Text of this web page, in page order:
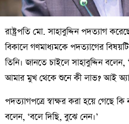
রাষ্ট্রপতি মো. সাহাবুদ্দিন পদত্যাগ
বিকালে গণমাধ্যমকে পদত্যাগের
তিনি। জানতে চাইলে সাহাবুদ্দিন
আমার মুখ থেকে শুনে কী লাভ? আই
পদত্যাগপত্রে স্বাক্ষর করা হয়ে গেছে
বলেন, ‘বলে দিছি, বুঝে নেন।’